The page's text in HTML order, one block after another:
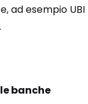
ad esempio UBI
banche